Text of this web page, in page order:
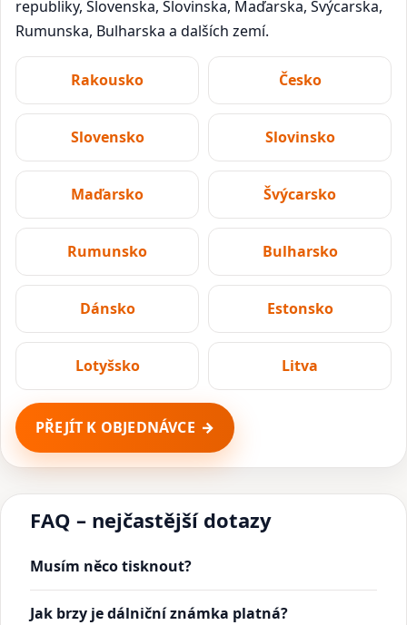
republiky, Slovenska, Slovinska, Maďarska, Švýcarska,
Rumunska, Bulharska a dalších zemí.
Rakousko Česko
Slovensko Slovinsko
Maďarsko Švýcarsko
Rumunsko Bulharsko
Dánsko Estonsko
Lotyšsko Litva
PŘEJÍT K OBJEDNÁVCE
FAQ – nejčastější dotazy
Musím něco tisknout?
Jak brzy je dálniční známka platná?